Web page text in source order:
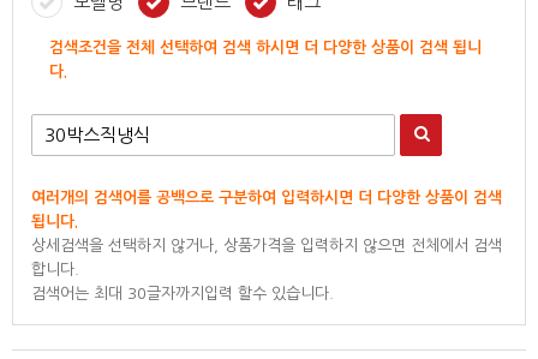
검색조건을 전체 선택하여 검색 하시면 더 다양한 상품이 검색 됩니
다.
여러개의 검색어를 공백으로 구분하여 입력하시면 더 다양한 상품이 검색
됩니다.
상세검색을 선택하지 않거나, 상품가격을 입력하지 않으면 전체에서 검색
합니다.
검색어는 최대 30글자까지입력 할수 있습니다.